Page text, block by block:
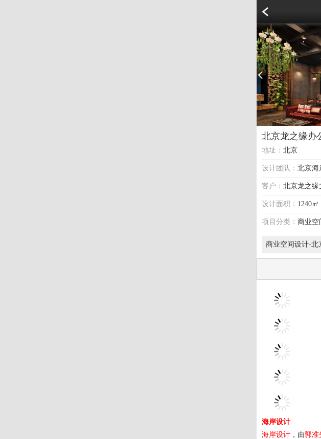
北京龙之缘办公空间设
北京龙之缘办
地址： 北京
设计团队： 北京海
客户： 北京龙之缘
设计面积： 1240㎡
项目分类： 商业空
商业空间设计-北
海岸设计
海岸设计 ，由郭准